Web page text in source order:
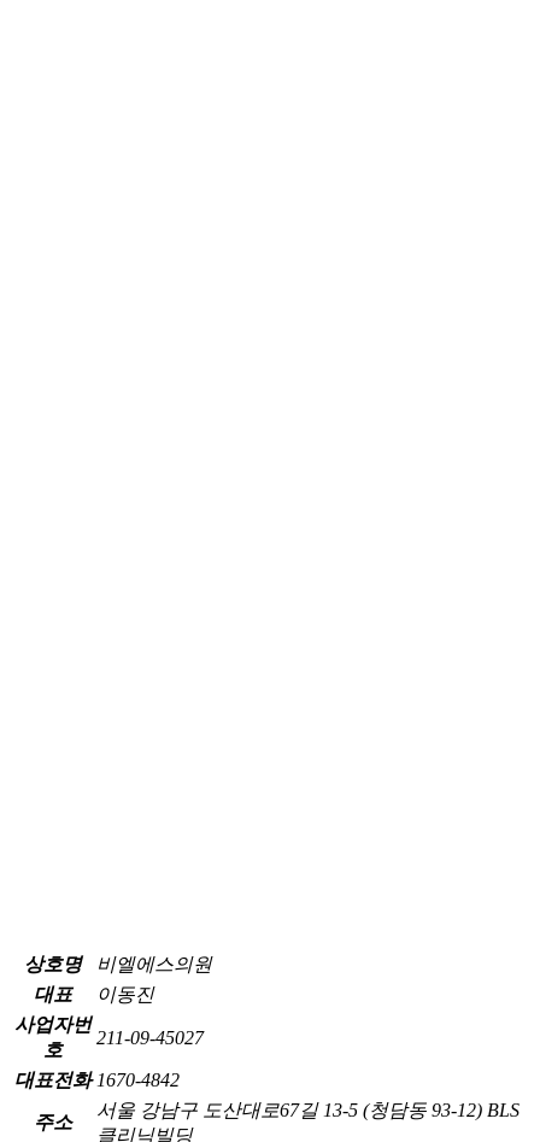
상호명
비엘에스의원
대표
이동진
사업자번
호
211-09-45027
대표전화 1670-4842
주소
서울 강남구 도산대로67길 13-5 (청담동 93-12) BLS
클리닉빌딩